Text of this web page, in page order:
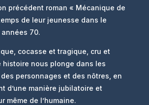
précédent roman « Mécanique de
de leur jeunesse dans le
70.
cocasse et tragique, cru et
histoire nous plonge dans les
personnages et des nôtres, en
d’une manière jubilatoire et
même de l’humaine.